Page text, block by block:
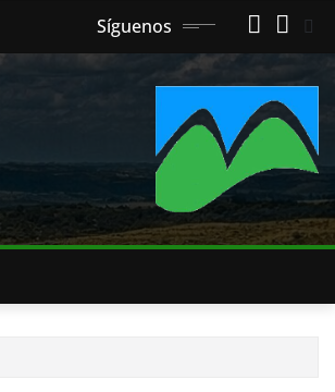
Síguenos